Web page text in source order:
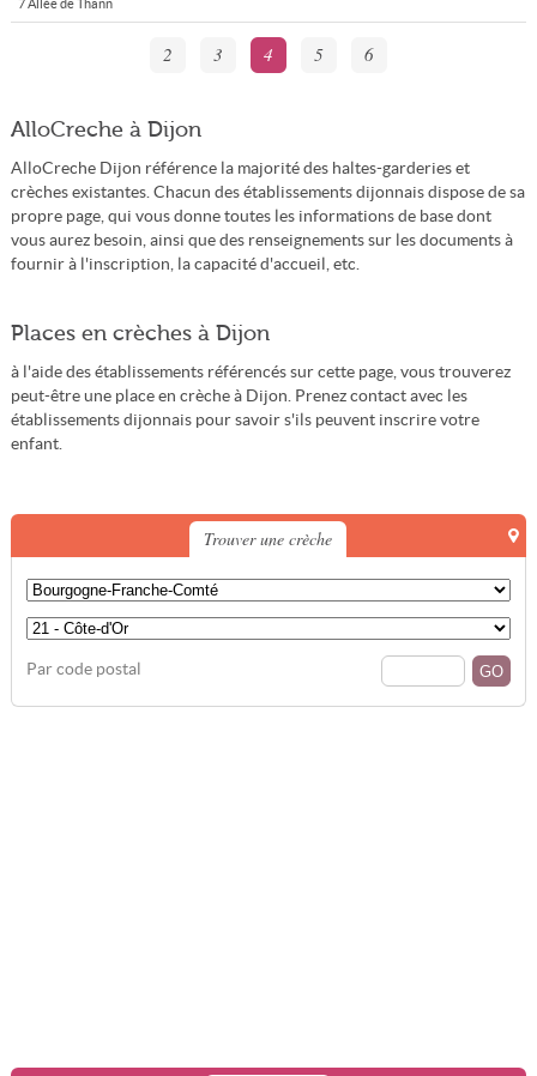
7 Allée de Thann
2 3 4 5 6
AlloCreche à Dijon
AlloCreche Dijon référence la majorité des haltes-garderies et
crèches existantes. Chacun des établissements dijonnais dispose de sa
propre page, qui vous donne toutes les informations de base dont
vous aurez besoin, ainsi que des renseignements sur les documents à
fournir à l'inscription, la capacité d'accueil, etc.
Places en crèches à Dijon
à l'aide des établissements référencés sur cette page, vous trouverez
peut-être une place en crèche à Dijon. Prenez contact avec les
établissements dijonnais pour savoir s'ils peuvent inscrire votre
enfant.
Trouver une crèche
Par code postal